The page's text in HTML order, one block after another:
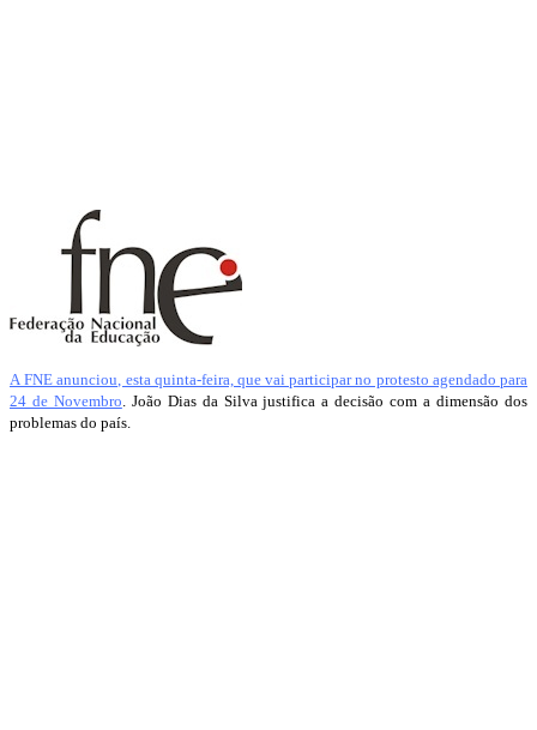
A FNE anunciou, esta quinta-feira, que vai participar no protesto agendado para
24 de Novembro . João Dias da Silva justifica a decisão com a dimensão dos
problemas do país.